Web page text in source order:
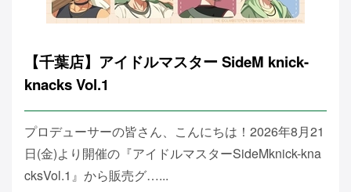
【千葉店】アイドルマスター SideM knick-
knacks Vol.1
プロデューサーの皆さん、こんにちは！2026年8月21
日(金)より開催の『アイドルマスターSideMknick-kna
cksVol.1』から販売グ…...